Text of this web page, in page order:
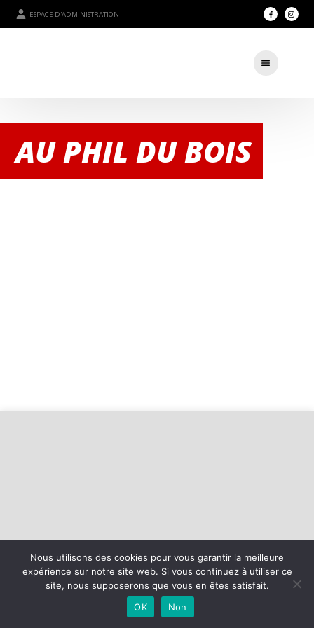
ESPACE D'ADMINISTRATION
AU PHIL DU BOIS
© 2026 - USLSR Football | Site internet réalisé par
MENTIONS LÉGALES
Nous utilisons des cookies pour vous garantir la meilleure
expérience sur notre site web. Si vous continuez à utiliser ce
site, nous supposerons que vous en êtes satisfait.
OK
Non